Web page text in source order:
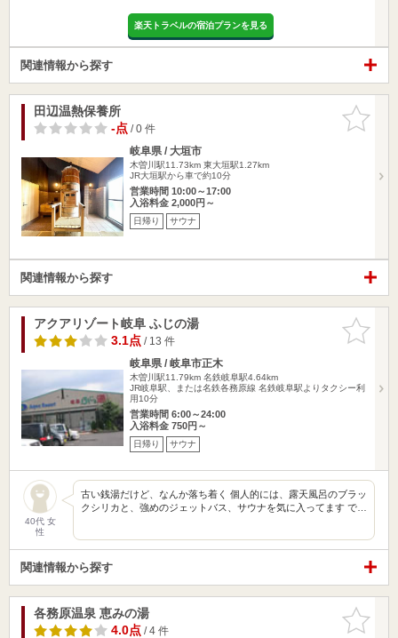
楽天トラベルの宿泊プランを見る
関連情報から探す
お気に入
りに追加
田辺温熱保養所
-点/ 0 件
岐阜県 / 大垣市
木曽川駅11.73km 東大垣駅1.27km
JR大垣駅から車で約10分
営業時間 10:00～17:00
入浴料金 2,000円～
日帰り サウナ
関連情報から探す
お気に入
りに追加
アクアリゾート岐阜 ふじの湯
3.1点/ 13 件
岐阜県 / 岐阜市正木
木曽川駅11.79km 名鉄岐阜駅4.64km
JR岐阜駅、または名鉄各務原線 名鉄岐阜駅よりタクシー利
用10分
営業時間 6:00～24:00
入浴料金 750円～
日帰り サウナ
40代 女
性
古い銭湯だけど、なんか落ち着く 個人的には、露天風呂のブラッ
クシリカと、強めのジェットバス、サウナを気に入ってます で…
関連情報から探す
お気に入
りに追加
各務原温泉 恵みの湯
4.0点/ 4 件